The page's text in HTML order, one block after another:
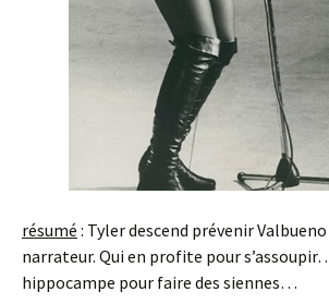
résumé : Tyler descend prévenir Valbueno
narrateur. Qui en profite pour
hippocampe pour faire des siennes…